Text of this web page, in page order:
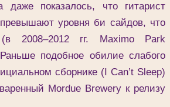
показалось, что гитарист
уровня би сайдов, что
2008–2012 гг. Maximo Park
подобное обилие слабого
сборнике (I Can’t Sleep)
Mordue Brewery к релизу